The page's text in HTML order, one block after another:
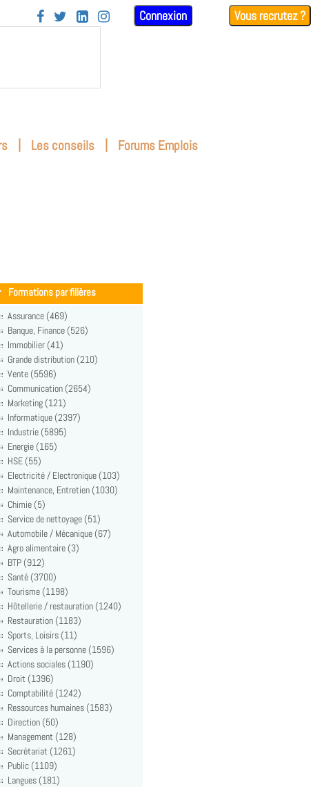
    Connexion Vous recrutez ?
| Les conseils | Forums Emplois
Formations par filières
Assurance (469)
Banque, Finance (526)
Immobilier (41)
Grande distribution (210)
Vente (5596)
Communication (2654)
Marketing (121)
Informatique (2397)
Industrie (5895)
Energie (165)
HSE (55)
Electricité / Electronique (103)
Maintenance, Entretien (1030)
Chimie (5)
Service de nettoyage (51)
Automobile / Mécanique (67)
Agro alimentaire (3)
BTP (912)
Santé (3700)
Tourisme (1198)
Hôtellerie / restauration (1240)
Restauration (1183)
Sports, Loisirs (11)
Services à la personne (1596)
Actions sociales (1190)
Droit (1396)
Comptabilité (1242)
Ressources humaines (1583)
Direction (50)
Management (128)
Secrétariat (1261)
Public (1109)
Langues (181)